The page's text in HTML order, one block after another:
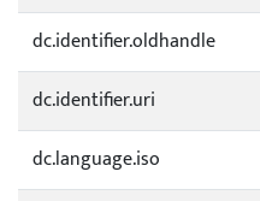
dc.identifier.oldhandle
dc.identifier.uri
dc.language.iso